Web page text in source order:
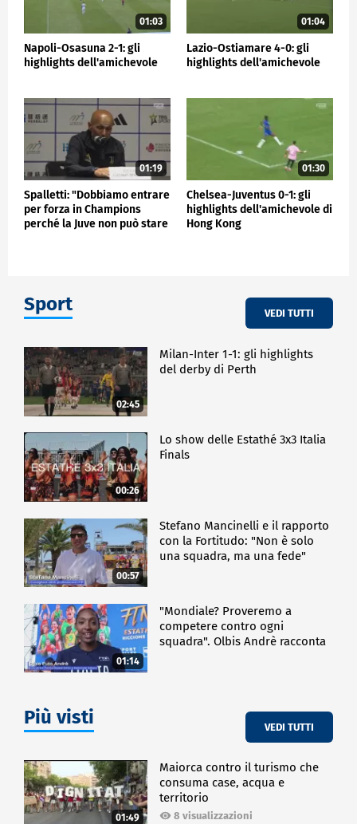
01:03
Napoli-Osasuna 2-1: gli
highlights dell'amichevole
01:04
Lazio-Ostiamare 4-0: gli
highlights dell'amichevole
01:19
Spalletti: "Dobbiamo entrare
per forza in Champions
perché la Juve non può stare
01:30
Chelsea-Juventus 0-1: gli
highlights dell'amichevole di
Hong Kong
Sport VEDI TUTTI
02:45
Milan-Inter 1-1: gli highlights
del derby di Perth
00:26
Lo show delle Estathé 3x3 Italia
Finals
00:57
Stefano Mancinelli e il rapporto
con la Fortitudo: "Non è solo
una squadra, ma una fede"
01:14
"Mondiale? Proveremo a
competere contro ogni
squadra". Olbis Andrè racconta
Più visti VEDI TUTTI
01:49
Maiorca contro il turismo che
consuma case, acqua e
territorio
8 visualizzazioni